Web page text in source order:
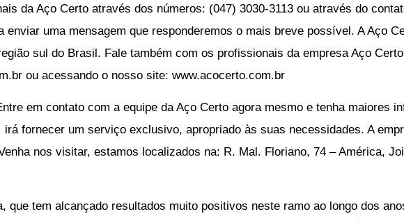
da Aço Certo através dos números: (047) 3030-3113 ou através do
enviar uma mensagem que responderemos o mais breve possível. A Aço
sul do Brasil. Fale também com os profissionais da empresa Aço
ou acessando o nosso site: www.acocerto.com.br
em contato com a equipe da Aço Certo agora mesmo e tenha maiores
irá fornecer um serviço exclusivo, apropriado às suas necessidades. A
nos visitar, estamos localizados na: R. Mal. Floriano, 74 – América,
que tem alcançado resultados muito positivos neste ramo ao longo dos